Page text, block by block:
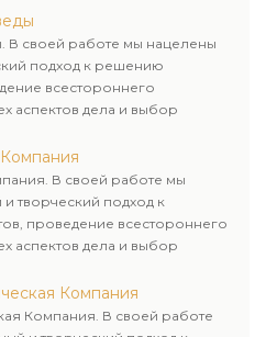
В своей работе мы нацелены
подход к решению
всестороннего
аспектов дела и выбор
В своей работе мы
творческий подход к
проведение всестороннего
аспектов дела и выбор
Компания
Компания. В своей работе